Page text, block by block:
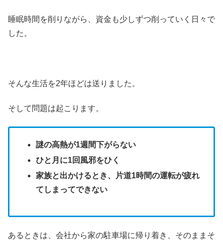
睡眠時間を削りながら、資金も少しずつ削っていく日々で
した。
そんな生活を2年ほどは送りました。
そして問題は起こります。
謎の高熱が1週間下がらない
ひと月に1回風邪をひく
家族と出かけるとき、片道1時間の運転が疲れ
てしまってできない
あるときは、会社から家の駐車場に帰り着き、そのままそ